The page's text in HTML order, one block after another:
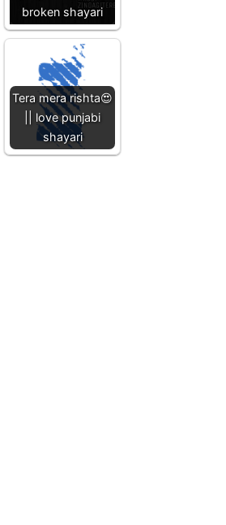
broken shayari
Tera mera rishta😍
|| love punjabi
shayari